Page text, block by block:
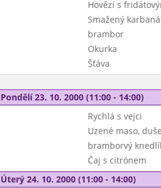
Hovězí s
Smažený
brambor
Okurka
Šťáva
Pondělí 23. 10. 2000 (11:00 - 14:00)
Rychlá s vejci
Uzené maso,
bramborvý
Čaj s citrónem
Úterý 24. 10. 2000 (11:00 - 14:00)